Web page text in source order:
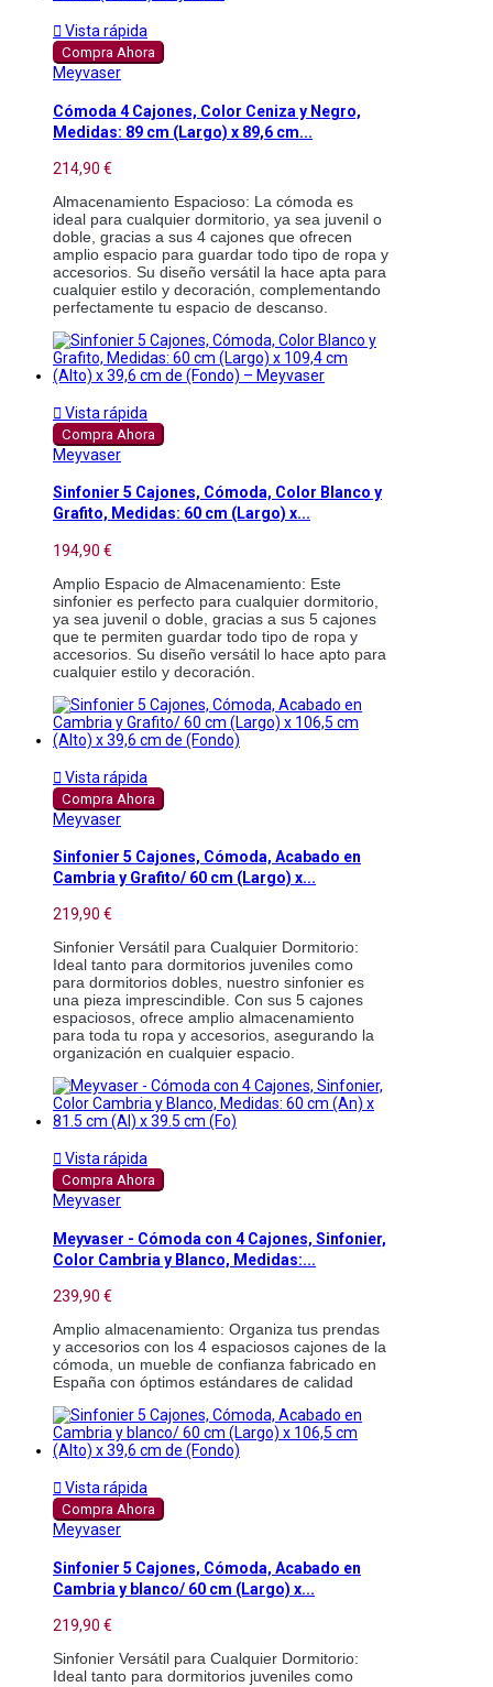
 Vista rápida
Compra Ahora
Meyvaser
Cómoda 4 Cajones, Color Ceniza y Negro,
Medidas: 89 cm (Largo) x 89,6 cm...
214,90 €
Almacenamiento Espacioso: La cómoda es
ideal para cualquier dormitorio, ya sea juvenil o
doble, gracias a sus 4 cajones que ofrecen
amplio espacio para guardar todo tipo de ropa y
accesorios. Su diseño versátil la hace apta para
cualquier estilo y decoración, complementando
perfectamente tu espacio de descanso.
 Vista rápida
Compra Ahora
Meyvaser
Sinfonier 5 Cajones, Cómoda, Color Blanco y
Grafito, Medidas: 60 cm (Largo) x...
194,90 €
Amplio Espacio de Almacenamiento: Este
sinfonier es perfecto para cualquier dormitorio,
ya sea juvenil o doble, gracias a sus 5 cajones
que te permiten guardar todo tipo de ropa y
accesorios. Su diseño versátil lo hace apto para
cualquier estilo y decoración.
 Vista rápida
Compra Ahora
Meyvaser
Sinfonier 5 Cajones, Cómoda, Acabado en
Cambria y Grafito/ 60 cm (Largo) x...
219,90 €
Sinfonier Versátil para Cualquier Dormitorio:
Ideal tanto para dormitorios juveniles como
para dormitorios dobles, nuestro sinfonier es
una pieza imprescindible. Con sus 5 cajones
espaciosos, ofrece amplio almacenamiento
para toda tu ropa y accesorios, asegurando la
organización en cualquier espacio.
 Vista rápida
Compra Ahora
Meyvaser
Meyvaser - Cómoda con 4 Cajones, Sinfonier,
Color Cambria y Blanco, Medidas:...
239,90 €
Amplio almacenamiento: Organiza tus prendas
y accesorios con los 4 espaciosos cajones de la
cómoda, un mueble de confianza fabricado en
España con óptimos estándares de calidad
 Vista rápida
Compra Ahora
Meyvaser
Sinfonier 5 Cajones, Cómoda, Acabado en
Cambria y blanco/ 60 cm (Largo) x...
219,90 €
Sinfonier Versátil para Cualquier Dormitorio:
Ideal tanto para dormitorios juveniles como